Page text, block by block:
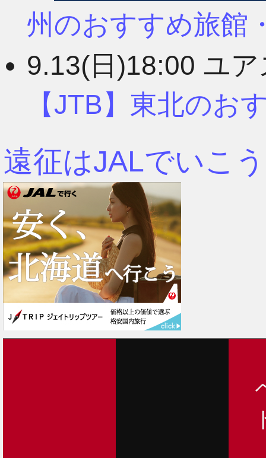
州のおすすめ旅館
9.13(日)18:00 ユ
【JTB】東北のお
遠征はJALでいこう